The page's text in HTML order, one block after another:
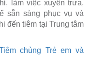
làm việc xuyên trưa,
sẵn sàng phục vụ và
đến tiêm tại Trung tâm
chủng Trẻ em và